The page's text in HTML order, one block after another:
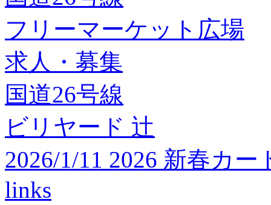
フリーマーケット広場
求人・募集
国道26号線
ビリヤード 辻
2026/1/11 2026 新春カ
links